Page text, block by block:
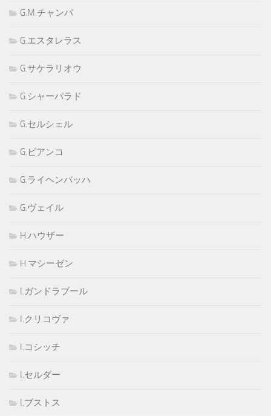
G.M.チャンパ
G.エスタレラス
G.サケラリオウ
G.シャーパラド
G.セルシェル
G.ビアンコ
G.ライヘンバッハ
G.ヴェイル
H.ハウザー
H.マシーゼン
I.ガンドラブール
I.クリコヴァ
I.コシッチ
I.セルダー
I.ブストス